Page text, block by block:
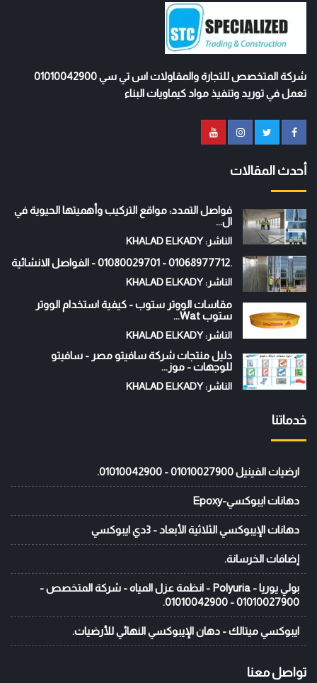
شركة المتخصص للتجارة والمقاولات اس تي سي 01010042900
تعمل في توريد وتنفيذ مواد كيماويات البناء
أحدث المقالات
فواصل التمدد: مواقع التركيب وأهميتها الحيوية في
ال...
الناشر: KHALAD ELKADY
.01068977712 - 01080029701 - الفواصل الانشائية
الناشر: KHALAD ELKADY
مقاسات الووتر ستوب - كيفية استخدام الووتر
ستوب Wat...
الناشر: KHALAD ELKADY
دليل منتجات شركة سافيتو مصر - سافيتو
للوجهات - موز...
الناشر: KHALAD ELKADY
خدماتنا
ارضيات الفينيل 01010027900 - 01010042900.
دهانات ايبوكسي-Epoxy
دهانات الإيبوكسي الثلاثية الأبعاد - 3دي ايبوكسي
إضافات الخرسانة.
بولي يوريا - Polyuria - انظمة عزل المياه - شركة المتخصص -
01010027900 - 01010042900.
ايبوكسي ميتالك - دهان الإيبوكسي النهائي للأرضيات.
تواصل معنا